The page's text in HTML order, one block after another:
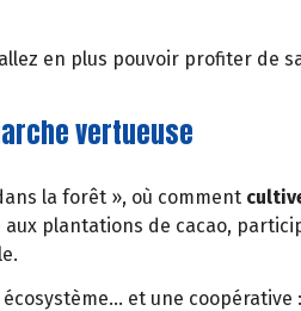
en plus pouvoir profiter de
vertueuse
la forêt », où comment
plantations de cacao,
et une coopérative :